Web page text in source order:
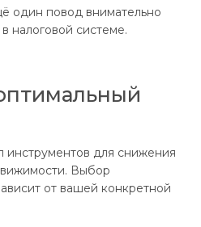
один повод внимательно
налоговой системе.
инструментов для снижения
Выбор
от вашей конкретной